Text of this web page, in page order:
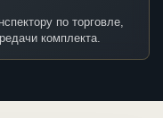
по торговле,
комплекта.